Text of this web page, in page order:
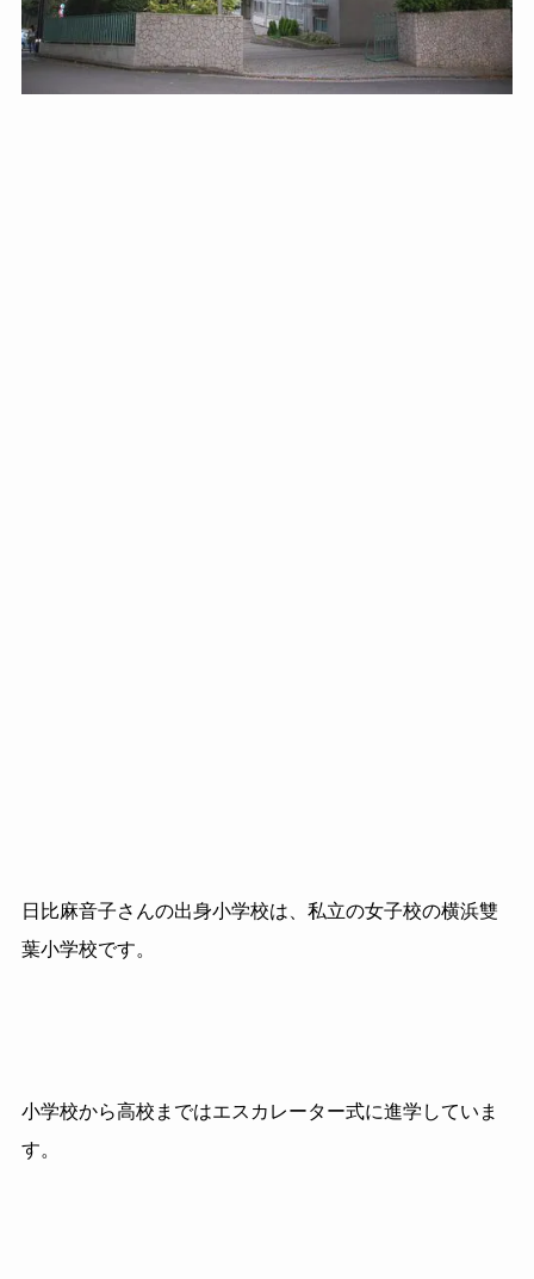
日比麻音子さんの出身小学校は、私立の女子校の横浜雙
葉小学校です。
小学校から高校まではエスカレーター式に進学していま
す。